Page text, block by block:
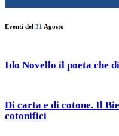
Eventi del 31 Agosto
Ido Novello il poeta che
Di carta e di cotone. Il
cotonifici